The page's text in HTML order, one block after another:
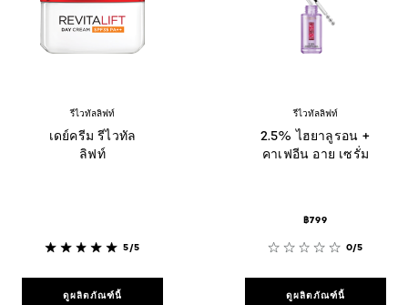
รีไวทัลลิฟท์
เดย์ครีม รีไวทัล
ลิฟท์
5/5
ดูผลิตภัณฑ์นี้
รีไวทัลลิฟท์
2.5% ไฮยาลูรอน +
คาเฟอีน อาย เซรั่ม​
฿799
0/5
ดูผลิตภัณฑ์นี้